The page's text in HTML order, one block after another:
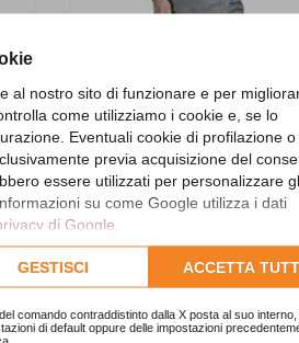
al nostro sito di funzionare e per
come utilizziamo i cookie e, se lo
Eventuali cookie di profilazione o
previa acquisizione del
essere utilizzati per personalizzare
su come Google utilizza i dati
di Google
GESTISCI ACCETTA
comando contraddistinto dalla X posta al suo interno,
di default oppure delle impostazioniTPD014E